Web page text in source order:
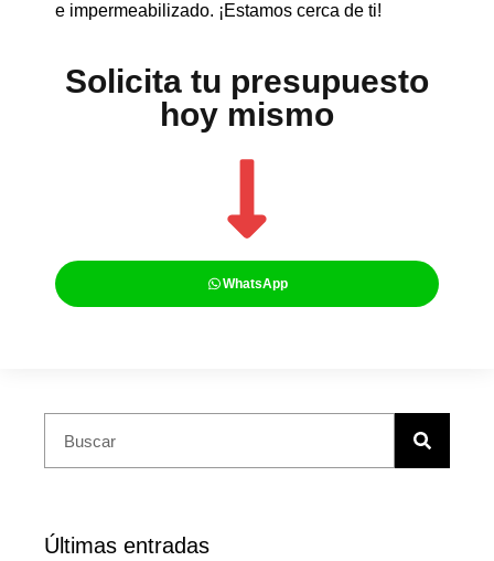
e impermeabilizado. ¡Estamos cerca de ti!
Solicita tu presupuesto
hoy mismo
WhatsApp
Últimas entradas